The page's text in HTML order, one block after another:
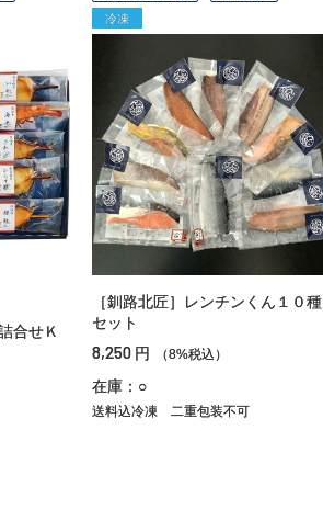
合せＫ
冷凍
［釧路北匠］レンチンくん１０種
セット
8,250 円 （8%税込）
在庫：○
送料込冷凍 二重包装不可